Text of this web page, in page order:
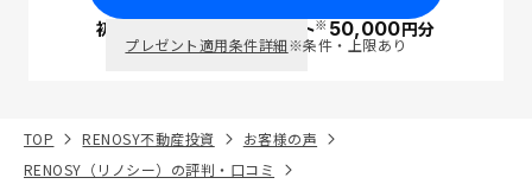
初回面談で ポイント※50,000円分
プレゼント適用条件詳細※条件・上限あり
TOP RENOSY不動産投資
お客様の声
RENOSY（リノシー）の評判・口コミ